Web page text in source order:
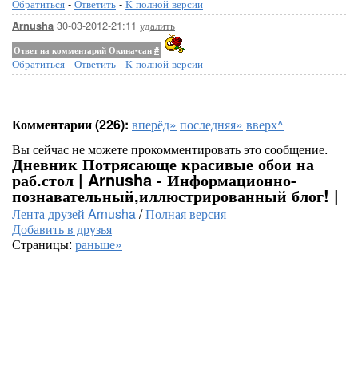
Обратиться - Ответить - К полной версии
Arnusha 30-03-2012-21:11 удалить
Ответ на комментарий Окина-сан #
Обратиться - Ответить - К полной версии
Комментарии (226): вперёд» последняя» вверх^
Вы сейчас не можете прокомментировать это сообщение.
Дневник Потрясающе красивые обои на
раб.стол | Arnusha - Информационно-
познавательный,иллюстрированный блог! |
Лента друзей Arnusha/Полная версия
Добавить в друзья
Страницы: раньше»